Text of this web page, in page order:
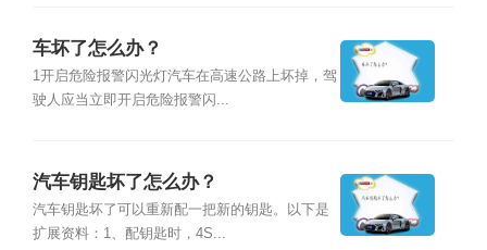
车坏了怎么办？
1开启危险报警闪光灯汽车在高速公路上坏掉，驾
驶人应当立即开启危险报警闪...
汽车钥匙坏了怎么办？
汽车钥匙坏了可以重新配一把新的钥匙。以下是
扩展资料：1、配钥匙时，4S...